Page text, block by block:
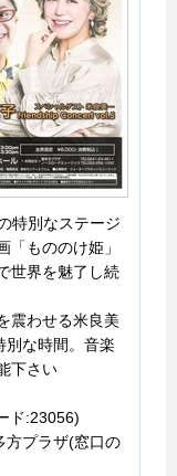
特別なステージ
もののけ姫」
世界を魅了し続
震わせる米良美
別な時間。音楽
下さい
ド:23056)
プラザ(窓口の